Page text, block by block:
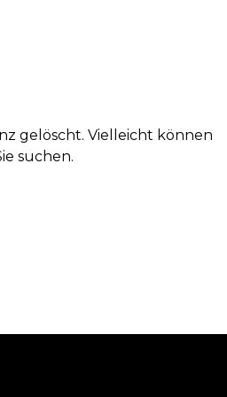
gelöscht. Vielleicht können
suchen.